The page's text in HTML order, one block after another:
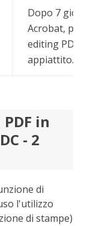
Dopo 7
Acrobat, puoi
editing PDF
appiattito...
in
- 2
di
l'utilizzo
di stampe)